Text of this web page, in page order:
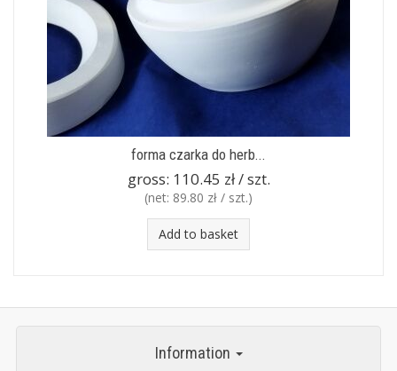
forma czarka do herb...
gross: 110.45 zł / szt.
(net: 89.80 zł / szt.)
Add to basket
Information